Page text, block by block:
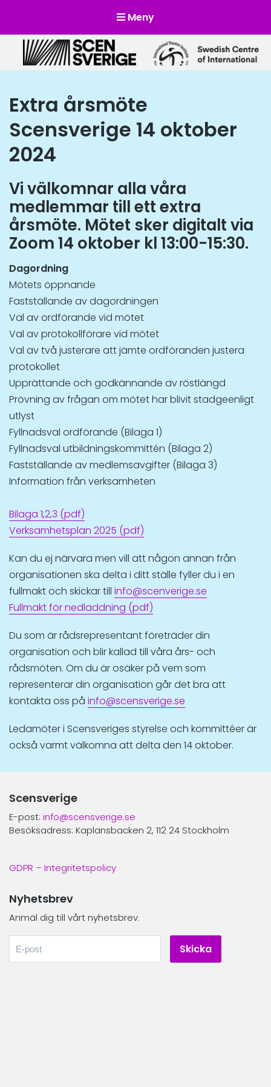
Meny
Scensverige
Mötesplats för svensk och internationell scenkonst
Extra årsmöte
Scensverige 14 oktober
2024
Vi välkomnar alla våra
medlemmar till ett extra
årsmöte. Mötet sker digitalt via
Zoom 14 oktober kl 13:00-15:30.
Dagordning
Mötets öppnande
Fastställande av dagordningen
Val av ordförande vid mötet
Val av protokollförare vid mötet
Val av två justerare att jämte ordföranden justera
protokollet
Upprättande och godkännande av röstlängd
Prövning av frågan om mötet har blivit stadgeenligt
utlyst
Fyllnadsval ordförande (Bilaga 1)
Fyllnadsval utbildningskommittén (Bilaga 2)
Fastställande av medlemsavgifter (Bilaga 3)
Information från verksamheten
Bilaga 1,2,3 (pdf)
Verksamhetsplan 2025 (pdf)
Kan du ej närvara men vill att någon annan från
organisationen ska delta i ditt ställe fyller du i en
fullmakt och skickar till info@scenverige.se
Fullmakt för nedladdning (pdf)
Du som är rådsrepresentant företräder din
organisation och blir kallad till våra års- och
rådsmöten. Om du är osäker på vem som
representerar din organisation går det bra att
kontakta oss på info@scensverige.se
Ledamöter i Scensveriges styrelse och kommittéer är
också varmt välkomna att delta den 14 oktober.
Scensverige
E-post: info@scensverige.se
Besöksadress: Kaplansbacken 2, 112 24 Stockholm
GDPR – Integritetspolicy
Nyhetsbrev
Anmäl dig till vårt nyhetsbrev.